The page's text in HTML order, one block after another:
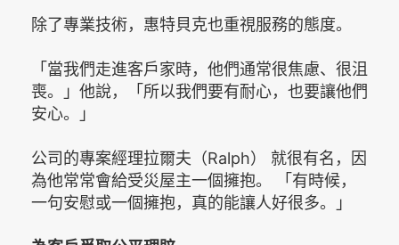
除了專業技術，惠特貝克也重視服務的態度。
「當我們走進客戶家時，他們通常很焦慮、很沮
喪。」他說，「所以我們要有耐心，也要讓他們
安心。」
公司的專案經理拉爾夫（Ralph） 就很有名，因
為他常常會給受災屋主一個擁抱。 「有時候，
一句安慰或一個擁抱，真的能讓人好很多。」